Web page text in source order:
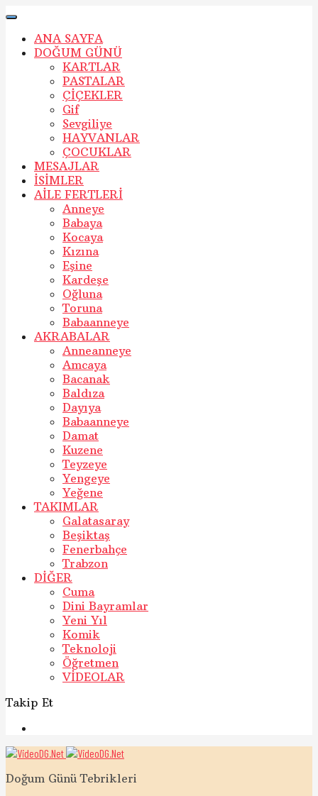
ANA SAYFA
DOĞUM GÜNÜ
KARTLAR
PASTALAR
ÇİÇEKLER
Gif
Sevgiliye
HAYVANLAR
ÇOCUKLAR
MESAJLAR
İSİMLER
AİLE FERTLERİ
Anneye
Babaya
Kocaya
Kızına
Eşine
Kardeşe
Oğluna
Toruna
Babaanneye
AKRABALAR
Anneanneye
Amcaya
Bacanak
Baldıza
Dayıya
Babaanneye
Damat
Kuzene
Teyzeye
Yengeye
Yeğene
TAKIMLAR
Galatasaray
Beşiktaş
Fenerbahçe
Trabzon
DİĞER
Cuma
Dini Bayramlar
Yeni Yıl
Komik
Teknoloji
Öğretmen
VİDEOLAR
Takip Et
Doğum Günü Tebrikleri